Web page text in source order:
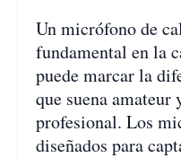
Un micrófono de
fundamental en la
puede marcar la
que suena amateur
profesional. Los
diseñados para